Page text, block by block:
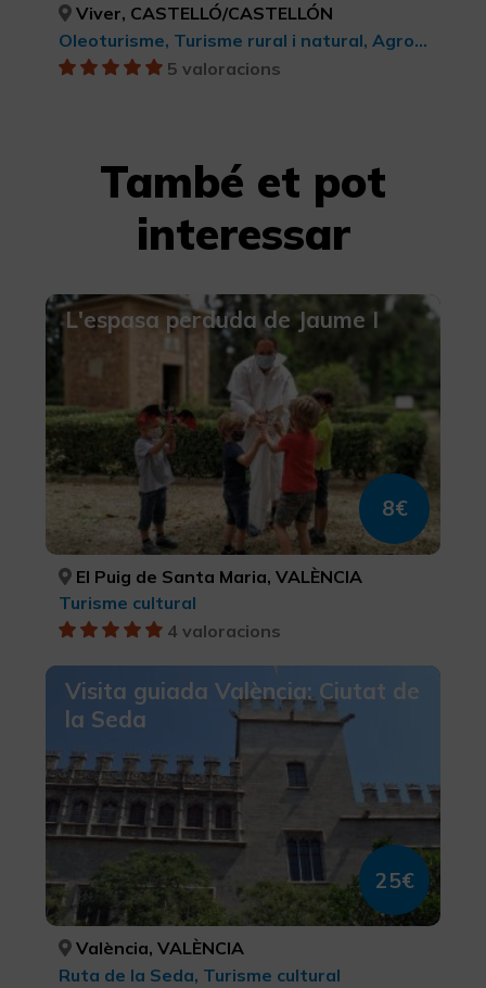
Viver, CASTELLÓ/CASTELLÓN
Oleoturisme, Turisme rural i natural, Agroturisme, Turisme gastronòmic
5 valoracions
També et pot
interessar
L'espasa perduda de Jaume I
8€
El Puig de Santa Maria, VALÈNCIA
Turisme cultural
4 valoracions
Visita guiada València: Ciutat de
la Seda
25€
València, VALÈNCIA
Ruta de la Seda, Turisme cultural